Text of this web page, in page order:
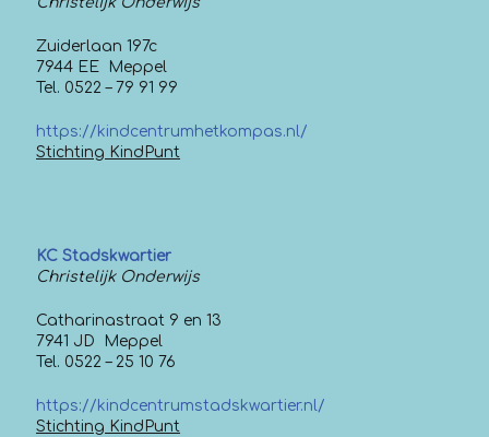
Zuiderlaan 197c
7944 EE Meppel
Tel. 0522 – 79 91 99
https://kindcentrumhetkompas.nl/
Stichting KindPunt
KC Stadskwartier
Christelijk Onderwijs
Catharinastraat 9 en 13
7941 JD Meppel
Tel. 0522 – 25 10 76
https://kindcentrumstadskwartier.nl/
Stichting KindPunt